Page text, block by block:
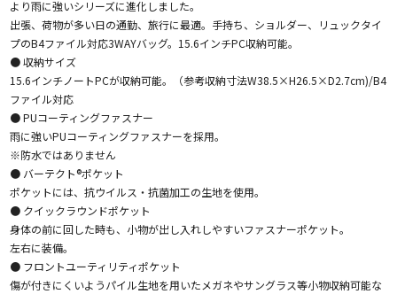
より雨に強いシリーズに進化しました。
出張、荷物が多い日の通勤、旅行に最適。手持ち、ショルダー、リュックタイ
プのB4ファイル対応3WAYバッグ。15.6インチPC収納可能。
● 収納サイズ
15.6インチノートPCが収納可能。（参考収納寸法W38.5×H26.5×D2.7cm)/B4
ファイル対応
● PUコーティングファスナー
雨に強いPUコーティングファスナーを採用。
※防水ではありません
● バーテクト®ポケット
ポケットには、抗ウイルス・抗菌加工の生地を使用。
● クイックラウンドポケット
身体の前に回した時も、小物が出し入れしやすいファスナーポケット。
左右に装備。
● フロントユーティリティポケット
傷が付きにくいようパイル生地を用いたメガネやサングラス等小物収納可能な